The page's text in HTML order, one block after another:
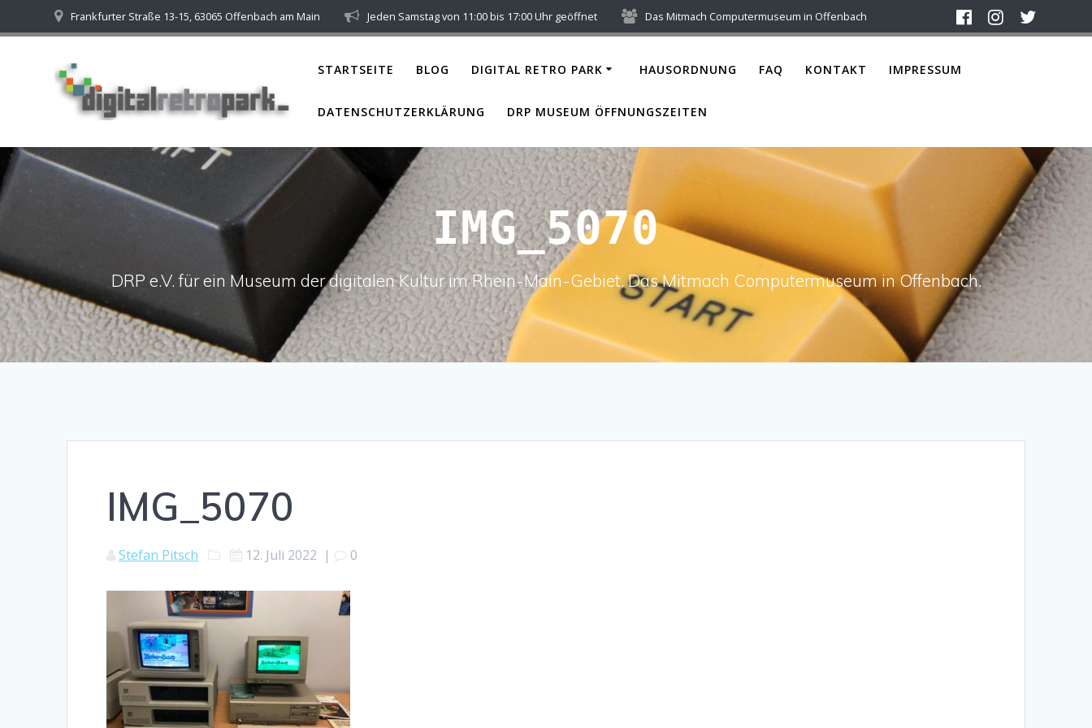
to
Frankfurter Straße 13-15, 63065 Offenbach am Main Jeden Samstag von 11:00 bis 17:00 Uhr geöffnet Das Mitmach Computermuseum in Offenbach
STARTSEITE BLOG DIGITAL RETRO PARK HAUSORDNUNG FAQ KONTAKT IMPRESSUM
DATENSCHUTZERKLÄRUNG DRP MUSEUM ÖFFNUNGSZEITEN
IMG_5070
DRP e.V. für ein Museum der digitalen Kultur im Rhein-Main-Gebiet. Das Mitmach Computermuseum in Offenbach.
IMG_5070
Stefan Pitsch 12. Juli 2022 | 0